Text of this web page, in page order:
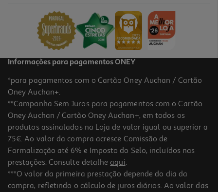
Informações para pagamentos ONEY
*para pagamentos com o Cartão Oney Auchan / Cartão
Oney Auchan+.
**Campanha Sem Juros para pagamentos com o Cartão
Oney Auchan / Cartão Oney Auchan+, em todos os
produtos assinalados na Loja de valor igual ou superior a
75€. Ao valor da compra acresce Comissão de
Formalização até 6% e Imposto do Selo, incluídos nas
prestações. Consulte detalhe aqui.
***O valor da primeira prestação depende do dia da
compra, refletindo o cálculo de juros diários. Ao valor das